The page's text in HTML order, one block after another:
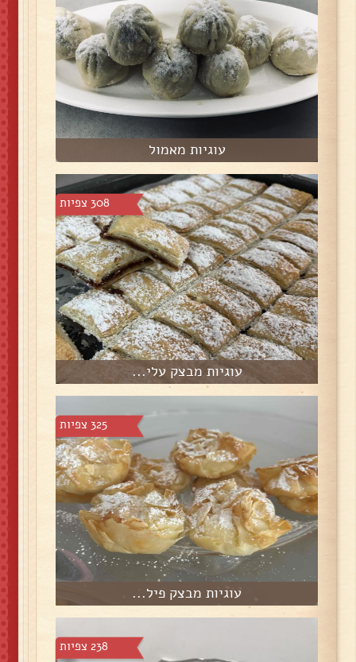
עוגיות מאמול
308 צפיות
עוגיות מבצק עלי...
325 צפיות
עוגיות מבצק פיל...
238 צפיות